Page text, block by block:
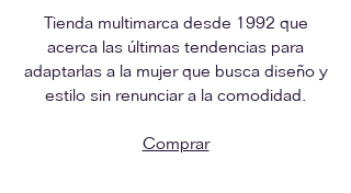
Tienda multimarca desde 1992 que
acerca las últimas tendencias para
adaptarlas a la mujer que busca diseño y
estilo sin renunciar a la comodidad.
Comprar